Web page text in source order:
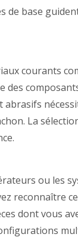
de base
courants
des
La
ou les
reconnaître
dont vous